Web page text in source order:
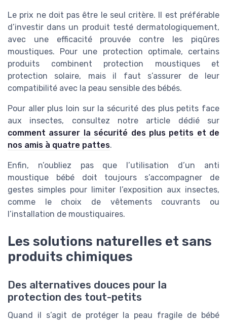
Le prix ne doit pas être le seul critère. Il est préférable
d’investir dans un produit testé dermatologiquement,
avec une efficacité prouvée contre les piqûres
moustiques. Pour une protection optimale, certains
produits combinent protection moustiques et
protection solaire, mais il faut s’assurer de leur
compatibilité avec la peau sensible des bébés.
Pour aller plus loin sur la sécurité des plus petits face
aux insectes, consultez notre article dédié sur
comment assurer la sécurité des plus petits et de
nos amis à quatre pattes.
Enfin, n’oubliez pas que l’utilisation d’un anti
moustique bébé doit toujours s’accompagner de
gestes simples pour limiter l’exposition aux insectes,
comme le choix de vêtements couvrants ou
l’installation de moustiquaires.
Les solutions naturelles et sans
produits chimiques
Des alternatives douces pour la
protection des tout-petits
Quand il s’agit de protéger la peau fragile de bébé